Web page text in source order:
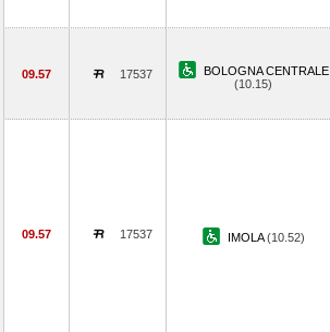
09.57 17537
BOLOGNA CENTRALE
(10.15)
09.57 17537 IMOLA(10.52)